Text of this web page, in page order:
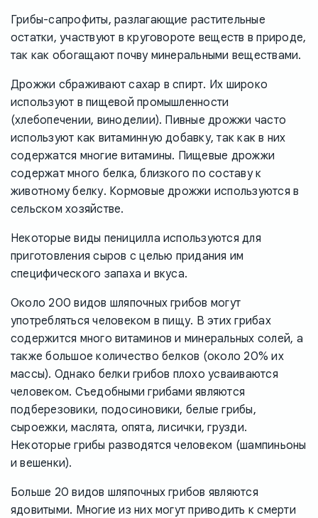
Грибы-сапрофиты, разлагающие растительные
остатки, участвуют в круговороте веществ в природе,
так как обогащают почву минеральными веществами.
Дрожжи сбраживают сахар в спирт. Их широко
используют в пищевой промышленности
(хлебопечении, виноделии). Пивные дрожжи часто
используют как витаминную добавку, так как в них
содержатся многие витамины. Пищевые дрожжи
содержат много белка, близкого по составу к
животному белку. Кормовые дрожжи используются в
сельском хозяйстве.
Некоторые виды пеницилла используются для
приготовления сыров с целью придания им
специфического запаха и вкуса.
Около 200 видов шляпочных грибов могут
употребляться человеком в пищу. В этих грибах
содержится много витаминов и минеральных солей, а
также большое количество белков (около 20% их
массы). Однако белки грибов плохо усваиваются
человеком. Съедобными грибами являются
подберезовики, подосиновики, белые грибы,
сыроежки, маслята, опята, лисички, грузди.
Некоторые грибы разводятся человеком (шампиньоны
и вешенки).
Больше 20 видов шляпочных грибов являются
ядовитыми. Многие из них могут приводить к смерти